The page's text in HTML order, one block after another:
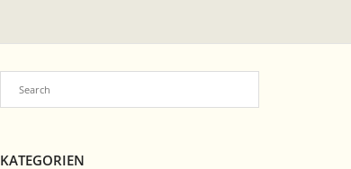
KATEGORIEN